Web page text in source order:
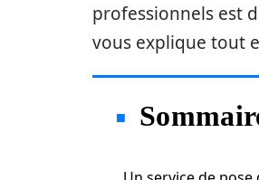
professionnels est
vous explique tout